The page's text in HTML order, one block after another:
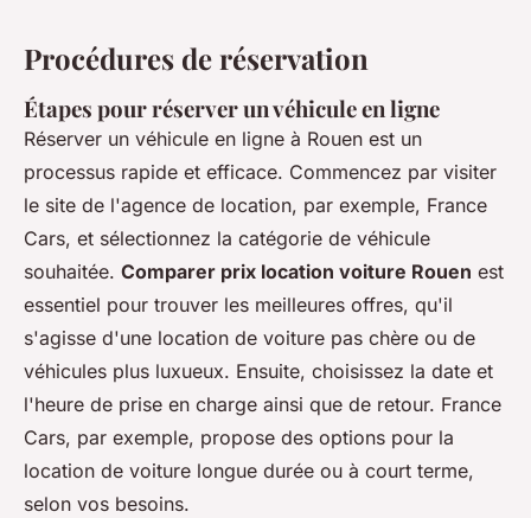
Procédures de réservation
Étapes pour réserver un véhicule en ligne
Réserver un véhicule en ligne à Rouen est un
processus rapide et efficace. Commencez par visiter
le site de l'agence de location, par exemple, France
Cars, et sélectionnez la catégorie de véhicule
souhaitée. Comparer prix location voiture Rouen est
essentiel pour trouver les meilleures offres, qu'il
s'agisse d'une location de voiture pas chère ou de
véhicules plus luxueux. Ensuite, choisissez la date et
l'heure de prise en charge ainsi que de retour. France
Cars, par exemple, propose des options pour la
location de voiture longue durée ou à court terme,
selon vos besoins.